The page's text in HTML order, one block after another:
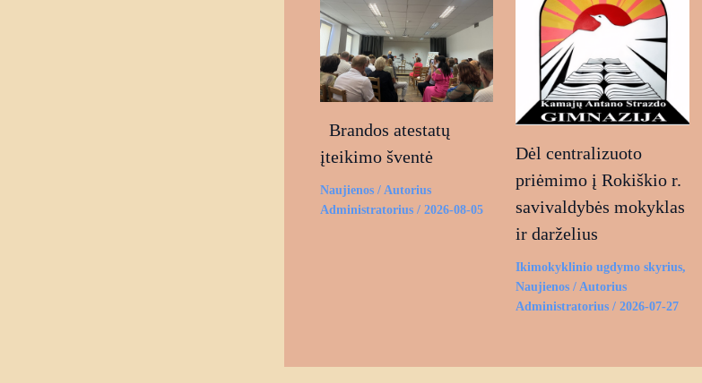
Brandos atestatų
įteikimo šventė
Naujienos / Autorius
Administratorius / 2026-08-05
Dėl centralizuoto
priėmimo į Rokiškio r.
savivaldybės mokyklas
ir darželius
Ikimokyklinio ugdymo skyrius,
Naujienos / Autorius
Administratorius/2026-07-27